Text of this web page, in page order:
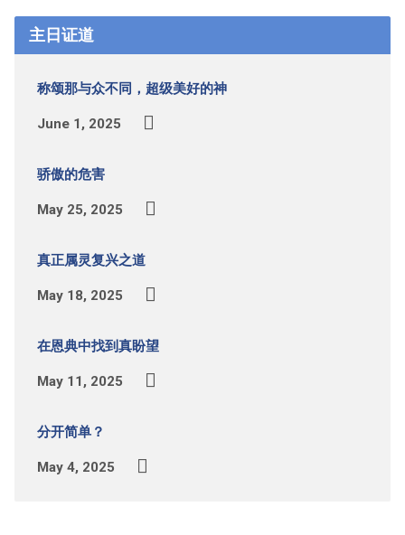
主日证道
称颂那与众不同，超级美好的神
June 1, 2025
骄傲的危害
May 25, 2025
真正属灵复兴之道
May 18, 2025
在恩典中找到真盼望
May 11, 2025
分开简单？
May 4, 2025